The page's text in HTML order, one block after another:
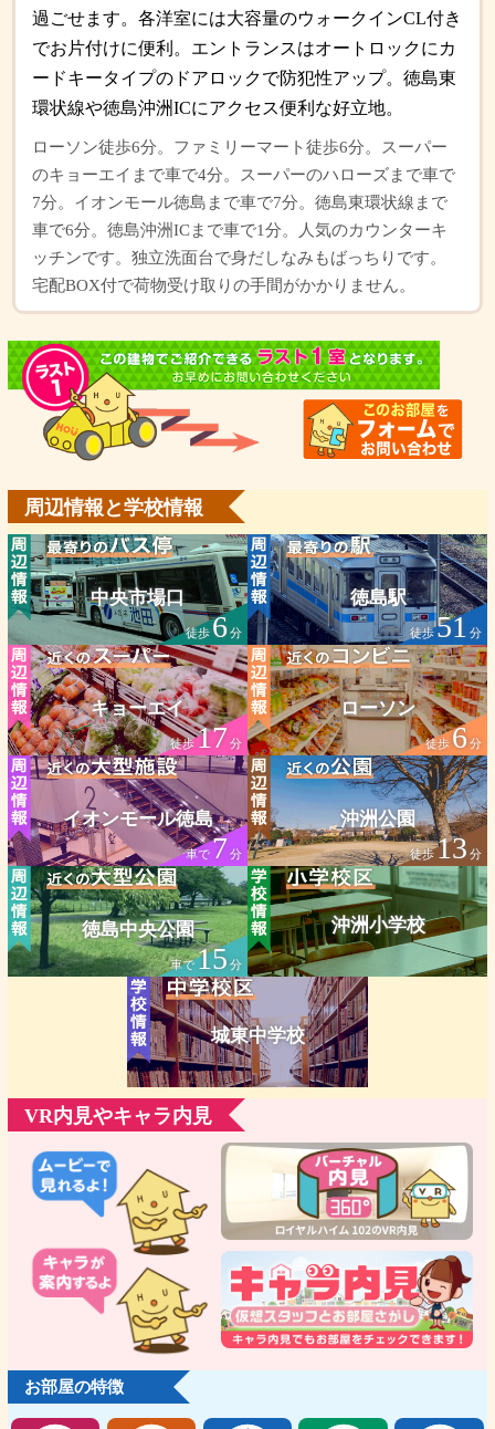
過ごせます。各洋室には大容量のウォークインCL付き
でお片付けに便利。エントランスはオートロックにカ
ードキータイプのドアロックで防犯性アップ。徳島東
環状線や徳島沖洲ICにアクセス便利な好立地。
ローソン徒歩6分。ファミリーマート徒歩6分。スーパー
のキョーエイまで車で4分。スーパーのハローズまで車で
7分。イオンモール徳島まで車で7分。徳島東環状線まで
車で6分。徳島沖洲ICまで車で1分。人気のカウンターキ
ッチンです。独立洗面台で身だしなみもばっちりです。
宅配BOX付で荷物受け取りの手間がかかりません。
周辺情報と学校情報
中央市場口
徒歩6分
徳島駅
徒歩51 分
キョーエイ
徒歩17分
ローソン
徒歩6分
イオンモール徳島
車で7分
沖洲公園
徒歩13 分
徳島中央公園
車で15 分
沖洲小学校
城東中学校
VR内見やキャラ内見
お部屋の特徴